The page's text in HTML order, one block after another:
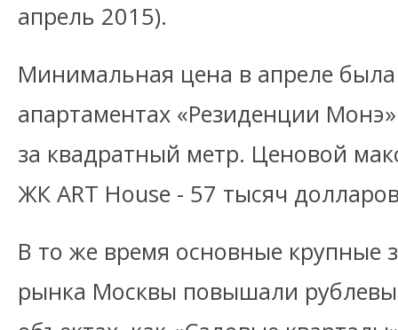
апрель 2015).
Минимальная цена в апреле
апартаментах «Резиденции
за квадратный метр. Ценовой
ЖК ART House - 57 тысяч
В то же время основные крупные
рынка Москвы повышали